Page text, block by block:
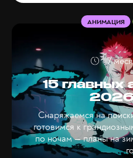
15 главных
2026
Снаряжаемся на
готовимся к
по ночам — планы на
АНИМАЦИЯ
7